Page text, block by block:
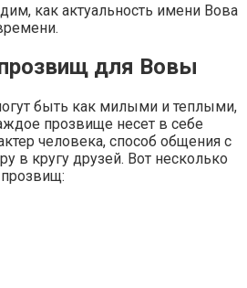
как актуальность имени Вова
для Вовы
быть как милыми и теплыми,
прозвище несет в себе
человека, способ общения с
в кругу друзей. Вот несколько